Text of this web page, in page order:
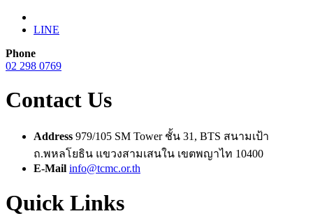
LINE
Phone
02 298 0769
Contact Us
Address 979/105 SM Tower ชั้น 31, BTS สนามเป้า
ถ.พหลโยธิน แขวงสามเสนใน เขตพญาไท 10400
E-Mail info@tcmc.or.th
Quick Links